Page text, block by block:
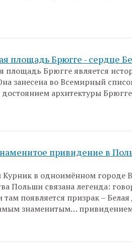
площадь Брюгге - сердце
площадь Брюгге является
занесена во Всемирный
достоянием архитектуры
привидение в
Курник в одноимённом городе
Польши связана легенда:
там появляется призрак –
знаменитым…